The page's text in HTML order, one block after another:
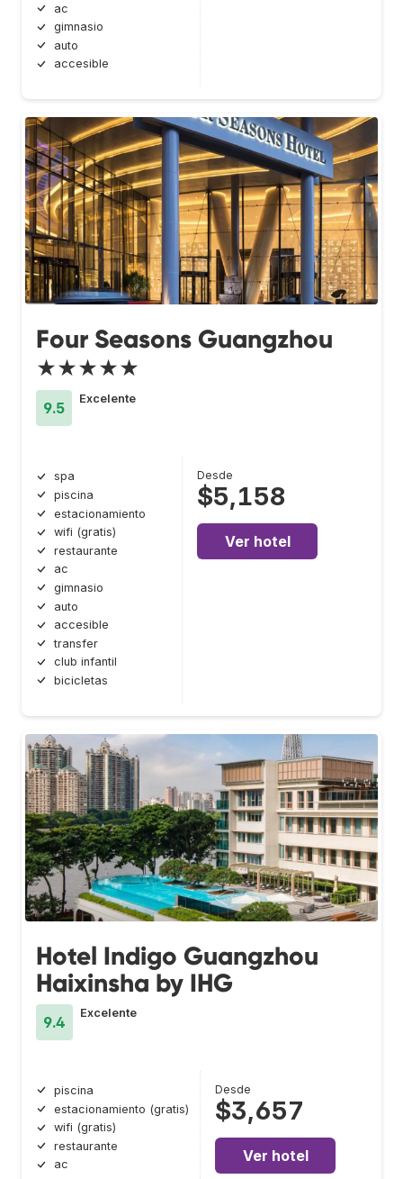
ac
gimnasio
auto
accesible
Four Seasons Guangzhou
★★★★★
9.5
Excelente
spa
piscina
estacionamiento
wifi (gratis)
restaurante
ac
gimnasio
auto
accesible
transfer
club infantil
bicicletas
Desde
$5,158
Ver hotel
Hotel Indigo Guangzhou
Haixinsha by IHG
9.4
Excelente
piscina
estacionamiento (gratis)
wifi (gratis)
restaurante
ac
Desde
$3,657
Ver hotel